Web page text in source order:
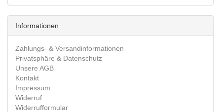
Informationen
Zahlungs- & Versandinformationen
Privatsphäre & Datenschutz
Unsere AGB
Kontakt
Impressum
Widerruf
Widerrufformular